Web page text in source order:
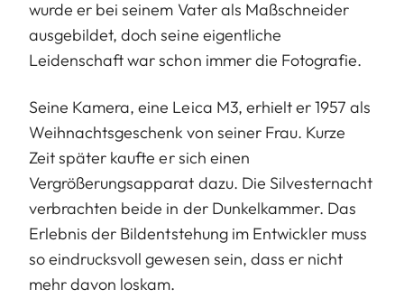
wurde er bei seinem Vater als Maßschneider
ausgebildet, doch seine eigentliche
Leidenschaft war schon immer die Fotografie.
Seine Kamera, eine Leica M3, erhielt er 1957 als
Weihnachtsgeschenk von seiner Frau. Kurze
Zeit später kaufte er sich einen
Vergrößerungsapparat dazu. Die Silvesternacht
verbrachten beide in der Dunkelkammer. Das
Erlebnis der Bildentstehung im Entwickler muss
so eindrucksvoll gewesen sein, dass er nicht
mehr davon loskam.